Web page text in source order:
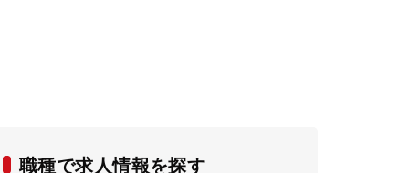
職種で求人情報を探す